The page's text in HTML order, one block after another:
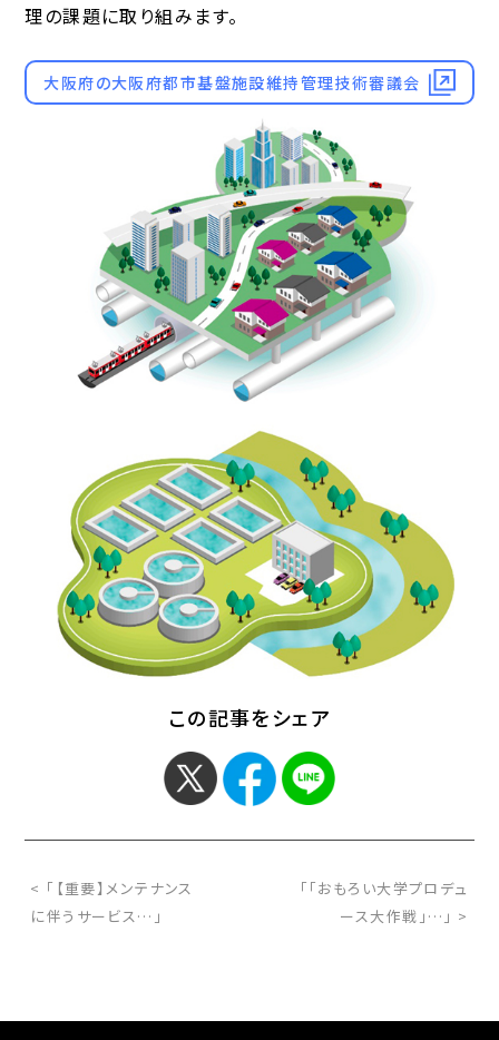
理の課題に取り組みます。
大阪府の大阪府都市基盤施設維持管理技術審議会
この記事をシェア
< 「【重要】メンテナンス
に伴うサービス…」
「「おもろい大学プロデュ
ース大作戦」…」 >